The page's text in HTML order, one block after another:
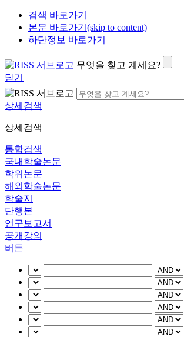
검색 바로가기
본문 바로가기(skip to content)
하단정보 바로가기
무엇을 찾고 계세요?
닫기
상세검색
상세검색
통합검색
국내학술논문
학위논문
해외학술논문
학술지
단행본
연구보고서
공개강의
버튼